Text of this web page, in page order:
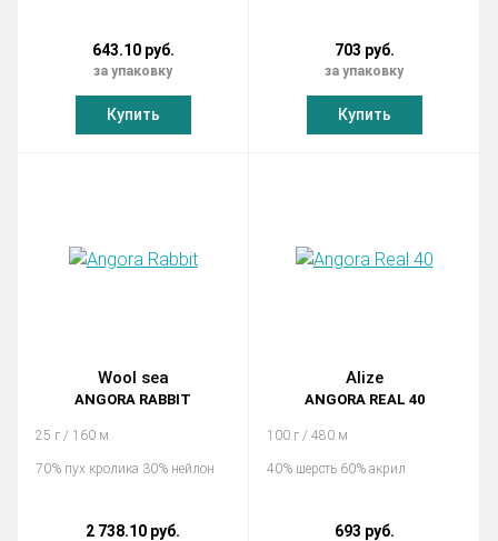
643.10 руб.
за упаковку
Купить
703 руб.
за упаковку
Купить
Wool sea
ANGORA RABBIT
25 г / 160 м
70% пух кролика 30% нейлон
2 738.10 руб.
Alize
ANGORA REAL 40
100 г / 480 м
40% шерсть 60% акрил
693 руб.